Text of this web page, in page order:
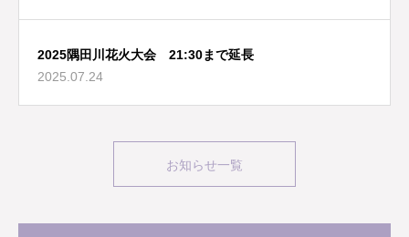
2025隅田川花火大会 21:30まで延長
2025.07.24
お知らせ一覧